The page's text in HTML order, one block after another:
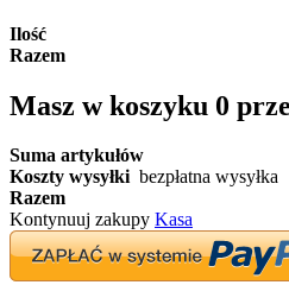
Ilość
Razem
Masz w koszyku 0
Suma artykułów
Koszty wysyłki bezpłatna wysyłka
Razem
Kontynuuj zakupy Kasa